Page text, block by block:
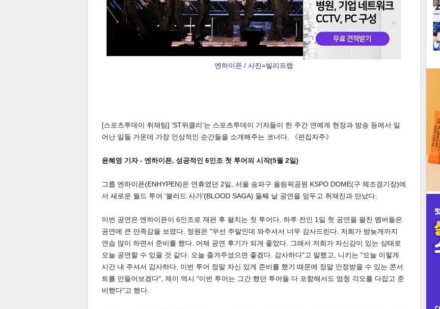
페이 트위 밴드 네이
댓글 url 복
엔하이픈 / 사진=빌리프랩
[스포츠투데이 취재팀] 'ST위클리'는 스포츠투데이 기자들이 한 주간 연예계 현장과 방송 등에서 일
어난 일들 가운데 가장 인상적인 순간들을 소개해주는 코너다. 《편집자주》
윤혜영 기자 - 엔하이픈, 성공적인 6인조 첫 투어의 시작(5월 2일)
그룹 엔하이픈(ENHYPEN)은 연휴였던 2일, 서울 송파구 올림픽공원 KSPO DOME(구 체조경기장)에
서 새로운 월드 투어 '블러드 사가'(BLOOD SAGA) 둘째 날 공연을 앞두고 취재진과 만났다.
이번 공연은 엔하이픈이 6인조로 재편 후 펼치는 첫 투어다. 하루 전인 1일 첫 공연을 펼친 멤버들은
공연에 큰 만족감을 보였다. 정원은 "우선 주말인데 와주셔서 너무 감사드린다. 저희가 밤늦게까지
연습 많이 하면서 준비를 했다. 어제 공연 후기가 되게 좋았다. 그래서 저희가 자신감이 있는 상태로
오늘 공연할 수 있을 것 같다. 오늘 즐겨주셨으면 좋겠다. 감사하다"고 말했고, 니키는 "오늘 이렇게
시간 내 주셔서 감사하다. 이번 투어 정말 자신 있게 준비를 했기 때문에 정말 인정받을 수 있는 콘서
트를 만들어보겠다", 제이 역시 "이번 투어는 그간 했던 투어들 다 포함해서도 엄청 각오를 다잡고 준
비했다"고 했다.
2